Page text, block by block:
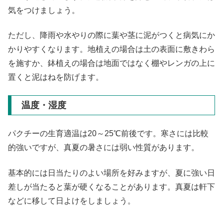
気をつけましょう。
ただし、降雨や水やりの際に葉や茎に泥がつくと病気にか
かりやすくなります。地植えの場合は土の表面に敷きわら
を施すか、鉢植えの場合は地面ではなく棚やレンガの上に
置くと泥はねを防げます。
温度・湿度
パクチーの生育適温は20～25℃前後です。寒さには比較
的強いですが、真夏の暑さには弱い性質があります。
基本的には日当たりのよい場所を好みますが、夏に強い日
差しが当たると葉が硬くなることがあります。真夏は軒下
などに移して日よけをしましょう。